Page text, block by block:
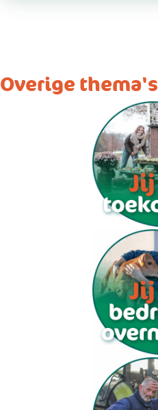
Overige thema's